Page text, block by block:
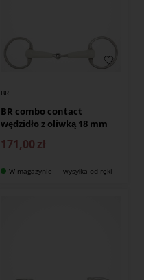
BR
BR combo contact
wędzidło z oliwką 18 mm
171,00 zł
W magazynie — wysyłka od ręki